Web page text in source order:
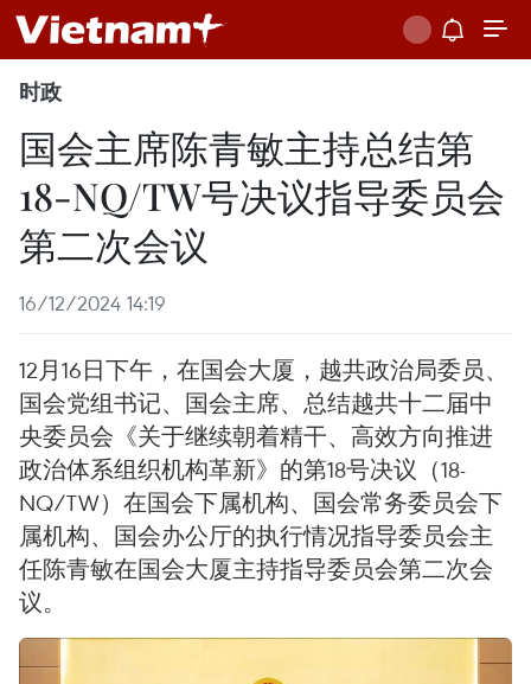
时政
国会主席陈青敏主持总结第
18-NQ/TW号决议指导委员会
第二次会议
16/12/2024 14:19
12月16日下午，在国会大厦，越共政治局委员、
国会党组书记、国会主席、总结越共十二届中
央委员会《关于继续朝着精干、高效方向推进
政治体系组织机构革新》的第18号决议（18-
NQ/TW）在国会下属机构、国会常务委员会下
属机构、国会办公厅的执行情况指导委员会主
任陈青敏在国会大厦主持指导委员会第二次会
议。